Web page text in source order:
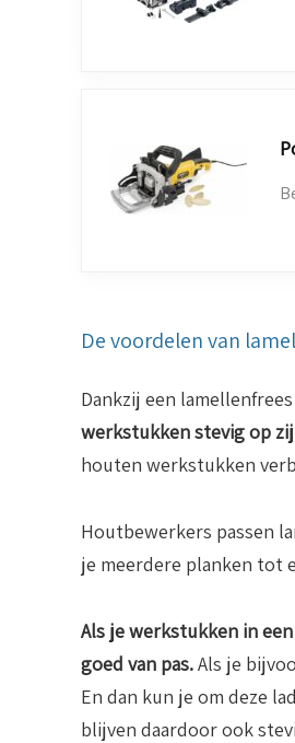
De voordelen van
Dankzij een
werkstukken stevig op
houten werkstukken
Houtbewerkers passen
je meerdere planken tot
Als je werkstukken in
goed van pas.Als je
En dan kun je om deze
blijven daardoor ook